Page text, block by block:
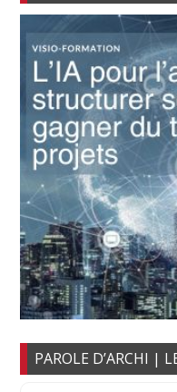
PAROLE D’ARCHI |